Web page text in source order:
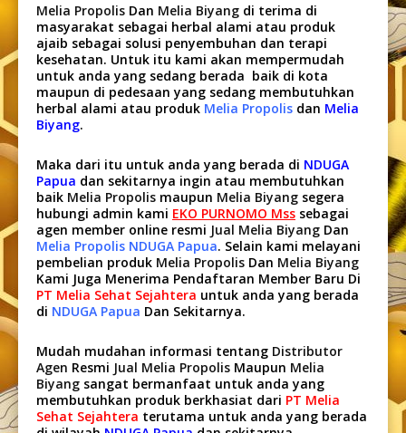
Melia Propolis Dan Melia Biyang di terima di
masyarakat sebagai herbal alami atau produk
ajaib sebagai solusi penyembuhan dan terapi
kesehatan. Untuk itu kami akan mempermudah
untuk anda yang sedang berada baik di kota
maupun di pedesaan yang sedang membutuhkan
herbal alami atau produk Melia Propolis dan Melia
Biyang.
Maka dari itu untuk anda yang berada di NDUGA
Papua dan sekitarnya ingin atau membutuhkan
baik Melia Propolis maupun Melia Biyang segera
hubungi admin kami EKO PURNOMO Mss sebagai
agen member online resmi Jual Melia Biyang Dan
Melia Propolis NDUGA Papua. Selain kami melayani
pembelian produk Melia Propolis Dan Melia Biyang
Kami Juga Menerima Pendaftaran Member Baru Di
PT Melia Sehat Sejahtera untuk anda yang berada
di NDUGA Papua Dan Sekitarnya.
Mudah mudahan informasi tentang Distributor
Agen Resmi Jual Melia Propolis Maupun Melia
Biyang sangat bermanfaat untuk anda yang
membutuhkan produk berkhasiat dari PT Melia
Sehat Sejahtera terutama untuk anda yang berada